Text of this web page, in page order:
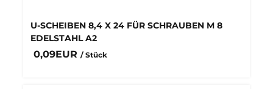
U-SCHEIBEN 8,4 X 24 FÜR SCHRAUBEN M 8
EDELSTAHL A2
0,09EUR / Stück